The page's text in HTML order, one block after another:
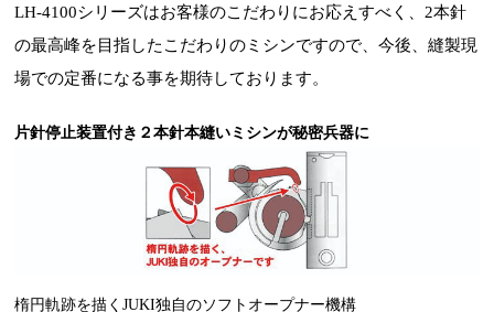
LH-4100シリーズはお客様のこだわりにお応えすべく、2本針
の最高峰を目指したこだわりのミシンですので、今後、縫製現
場での定番になる事を期待しております。
片針停止装置付き２本針本縫いミシンが秘密兵器に
楕円軌跡を描くJUKI独自のソフトオープナー機構